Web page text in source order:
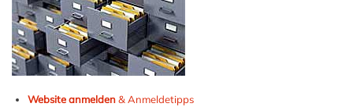
Website anmelden& Anmeldetipps